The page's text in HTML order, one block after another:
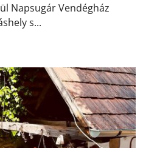
Napsugár Vendégház
s...